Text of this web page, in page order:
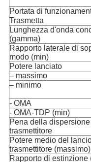
Portata di
Trasmetta
Lunghezza d'onda
(gamma)
Rapporto laterale di
modo (min)
Potere lanciato
– massimo
– minimo
- OMA
- OMA-TDP (min)
Pena della dispersione
trasmettitore
Potere medio del
trasmettitore (massimo)
Rapporto di estinzione